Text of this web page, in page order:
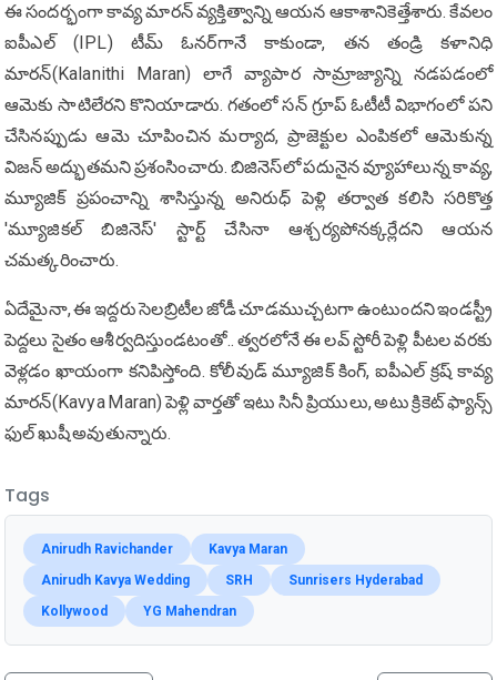
ఈ సందర్భంగా కావ్య మారన్ వ్యక్తిత్వాన్ని ఆయన ఆకాశానికెత్తేశారు. కేవలం
ఐపీఎల్ (IPL) టీమ్ ఓనర్‌గానే కాకుండా, తన తండ్రి కళానిధి
మారన్(Kalanithi Maran) లాగే వ్యాపార సామ్రాజ్యాన్ని నడపడంలో
ఆమెకు సాటిలేరని కొనియాడారు. గతంలో సన్ గ్రూప్ ఓటీటీ విభాగంలో పని
చేసినప్పుడు ఆమె చూపించిన మర్యాద, ప్రాజెక్టుల ఎంపికలో ఆమెకున్న
విజన్ అద్భుతమని ప్రశంసించారు. బిజినెస్‌లో పదునైన వ్యూహాలున్న కావ్య,
మ్యూజిక్ ప్రపంచాన్ని శాసిస్తున్న అనిరుధ్ పెళ్లి తర్వాత కలిసి సరికొత్త
'మ్యూజికల్ బిజినెస్' స్టార్ట్ చేసినా ఆశ్చర్యపోనక్కర్లేదని ఆయన
చమత్కరించారు.
ఏదేమైనా, ఈ ఇద్దరు సెలబ్రిటీల జోడీ చూడముచ్చటగా ఉంటుందని ఇండస్ట్రీ
పెద్దలు సైతం ఆశీర్వదిస్తుండటంతో.. త్వరలోనే ఈ లవ్ స్టోరీ పెళ్లి పీటల వరకు
వెళ్లడం ఖాయంగా కనిపిస్తోంది. కోలీవుడ్ మ్యూజిక్ కింగ్, ఐపీఎల్ క్రష్ కావ్య
మారన్(Kavya Maran) పెళ్లి వార్తతో ఇటు సినీ ప్రియులు, అటు క్రికెట్ ఫ్యాన్స్
ఫుల్ ఖుషీ అవుతున్నారు.
Tags
Anirudh Ravichander
Kavya Maran
Anirudh Kavya Wedding
SRH
Sunrisers Hyderabad
Kollywood
YG Mahendran